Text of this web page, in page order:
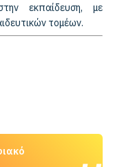
εκπαίδευση, με
τομέων.